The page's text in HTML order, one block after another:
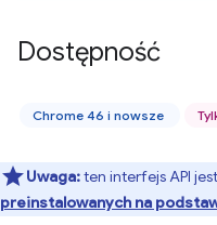
Dostępność
Chrome 46 i nowsze
Uwaga:ten interfejs API
preinstalowanych na